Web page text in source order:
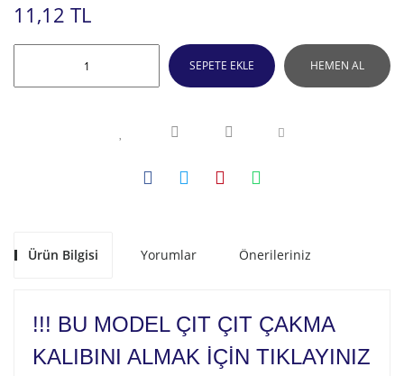
11,12 TL
SEPETE EKLE HEMEN AL
Ürün Bilgisi Yorumlar Önerileriniz
!!! BU MODEL ÇIT ÇIT ÇAKMA
KALIBINI ALMAK İÇİN TIKLAYINIZ